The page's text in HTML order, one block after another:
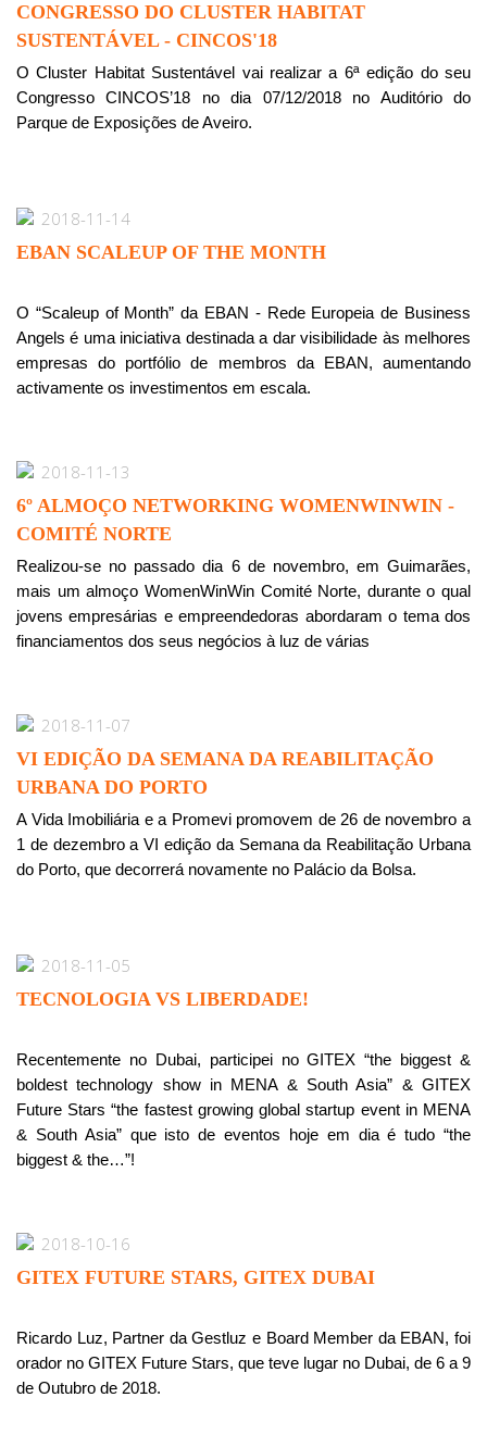
CONGRESSO DO CLUSTER HABITAT
SUSTENTÁVEL - CINCOS'18
O Cluster Habitat Sustentável vai realizar a 6ª edição do seu
Congresso CINCOS’18 no dia 07/12/2018 no Auditório do
Parque de Exposições de Aveiro.
2018-11-14
EBAN SCALEUP OF THE MONTH
O “Scaleup of Month” da EBAN - Rede Europeia de Business
Angels é uma iniciativa destinada a dar visibilidade às melhores
empresas do portfólio de membros da EBAN, aumentando
activamente os investimentos em escala.
2018-11-13
6º ALMOÇO NETWORKING WOMENWINWIN -
COMITÉ NORTE
Realizou-se no passado dia 6 de novembro, em Guimarães,
mais um almoço WomenWinWin Comité Norte, durante o qual
jovens empresárias e empreendedoras abordaram o tema dos
financiamentos dos seus negócios à luz de várias
2018-11-07
VI EDIÇÃO DA SEMANA DA REABILITAÇÃO
URBANA DO PORTO
A Vida Imobiliária e a Promevi promovem de 26 de novembro a
1 de dezembro a VI edição da Semana da Reabilitação Urbana
do Porto, que decorrerá novamente no Palácio da Bolsa.
2018-11-05
TECNOLOGIA VS LIBERDADE!
Recentemente no Dubai, participei no GITEX “the biggest &
boldest technology show in MENA & South Asia” & GITEX
Future Stars “the fastest growing global startup event in MENA
& South Asia” que isto de eventos hoje em dia é tudo “the
biggest & the…”!
2018-10-16
GITEX FUTURE STARS, GITEX DUBAI
Ricardo Luz, Partner da Gestluz e Board Member da EBAN, foi
orador no GITEX Future Stars, que teve lugar no Dubai, de 6 a 9
de Outubro de 2018.